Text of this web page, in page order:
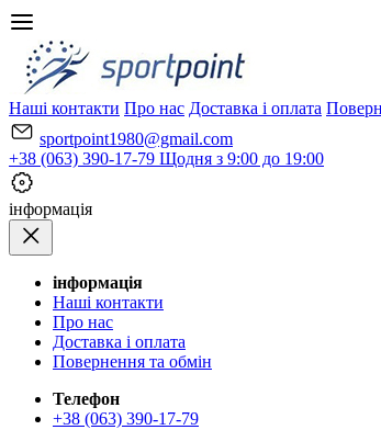
Наші контакти Про нас Доставка і оплата
sportpoint1980@gmail.com
+38 (063) 390-17-79 Щодня з 9:00 до 19:00
iнформація
iнформація
Наші контакти
Про нас
Доставка і оплата
Повернення та обмін
Телефон
+38 (063) 390-17-79